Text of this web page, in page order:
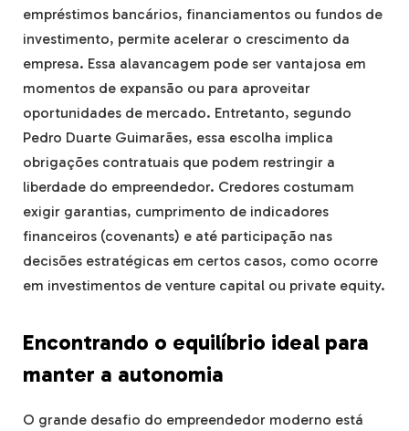
empréstimos bancários, financiamentos ou fundos de
investimento, permite acelerar o crescimento da
empresa. Essa alavancagem pode ser vantajosa em
momentos de expansão ou para aproveitar
oportunidades de mercado. Entretanto, segundo
Pedro Duarte Guimarães, essa escolha implica
obrigações contratuais que podem restringir a
liberdade do empreendedor. Credores costumam
exigir garantias, cumprimento de indicadores
financeiros (covenants) e até participação nas
decisões estratégicas em certos casos, como ocorre
em investimentos de venture capital ou private equity.
Encontrando o equilíbrio ideal para
manter a autonomia
O grande desafio do empreendedor moderno está